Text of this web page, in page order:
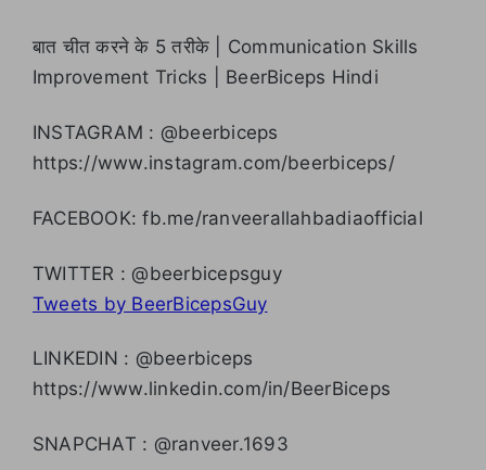
बात चीत करने के 5 तरीके | Communication Skills
Improvement Tricks | BeerBiceps Hindi
INSTAGRAM : @beerbiceps
https://www.instagram.com/beerbiceps/
FACEBOOK: fb.me/ranveerallahbadiaofficial
TWITTER : @beerbicepsguy
Tweets by BeerBicepsGuy
LINKEDIN : @beerbiceps
https://www.linkedin.com/in/BeerBiceps
SNAPCHAT : @ranveer.1693